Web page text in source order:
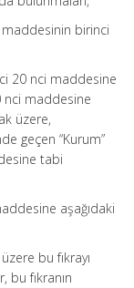
maddesinin birinci
20 nci maddesine
nci maddesine
üzere,
geçen “Kurum”
tabi
aşağıdaki
bu fıkrayı
bu fıkranın